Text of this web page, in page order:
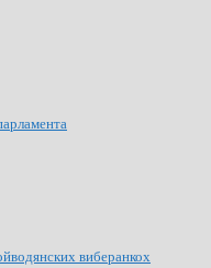
виберанкох